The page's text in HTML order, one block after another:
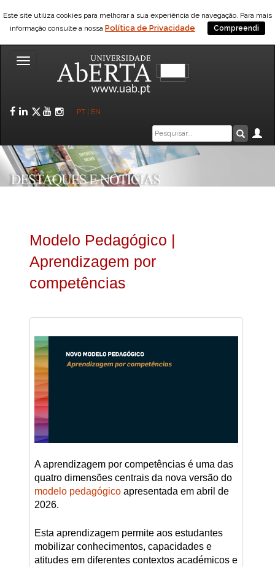
Este site utiliza cookies para melhorar a sua experiência de navegação. Para mais
informação consulte a nossa Política de Privacidade Compreendi
Toggle
Facebook
LinkedIn
Twitter
YouTube
Instagram
PT EN
Caixa
de
pesquisa
Modelo Pedagógico |
Aprendizagem por
competências
A aprendizagem por competências é uma das
quatro dimensões centrais da nova versão do
modelo pedagógicoapresentada em abril de
2026.
Esta aprendizagem permite aos estudantes
mobilizar conhecimentos, capacidades e
atitudes em diferentes contextos académicos e